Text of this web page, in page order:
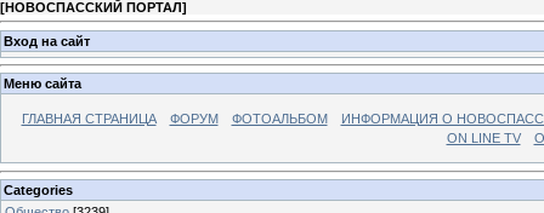
[НОВОСПАССКИЙ ПОРТАЛ]
Вход на сайт
Меню сайта
ГЛАВНАЯ СТРАНИЦА ФОРУМ ФОТОАЛЬБОМ
ИНФОРМАЦИЯ О
ON LINE TV
Categories